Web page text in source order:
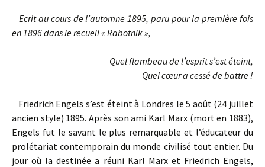
Ecrit au cours de l’automne 1895, paru pour la première fois
en 1896dans le recueil « Rabotnik »,
Quel flambeau de l’esprit s’est éteint,
Quel cœur a cessé de battre !
Friedrich Engels s’est éteint à Londres le 5 août (24 juillet
ancien style) 1895. Après son ami Karl Marx (mort en 1883),
Engels fut le savant le plus remarquable et l’éducateur du
prolétariat contemporain du monde civilisé tout entier. Du
jour où la destinée a réuni Karl Marx et Friedrich Engels,